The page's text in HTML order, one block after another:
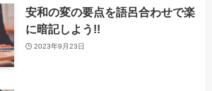
安和の変の要点を語呂合わせで楽
に暗記しよう!!
2023年9月23日